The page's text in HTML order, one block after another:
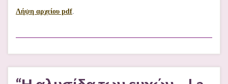
Λήψη αρχείου pdf.